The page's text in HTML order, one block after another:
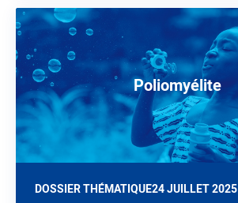
Poliomyélite
DOSSIER THÉMATIQUE24 JUILLET 2025